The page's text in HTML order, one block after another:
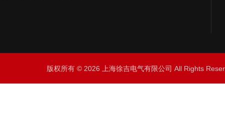
版权所有 © 2026 上海徐吉电气有限公司 All Rights